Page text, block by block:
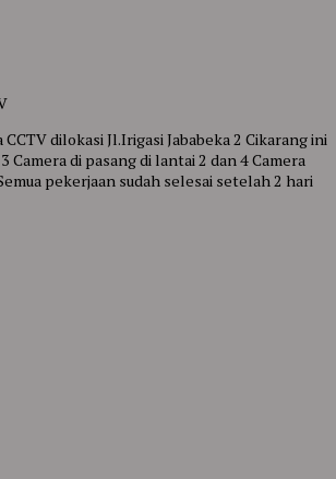
dilokasi Jl.Irigasi Jababeka 2 Cikarang ini
Camera di pasang di lantai 2 dan 4 Camera
pekerjaan sudah selesai setelah 2 hari